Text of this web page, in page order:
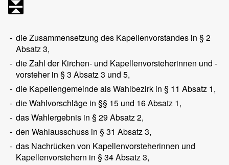
- die Zusammensetzung des Kapellenvorstandes in § 2
Absatz 3,
- die Zahl der Kirchen- und Kapellenvorsteherinnen und -
vorsteher in § 3 Absatz 3 und 5,
- die Kapellengemeinde als Wahlbezirk in § 11 Absatz 1,
- die Wahlvorschläge in §§ 15 und 16 Absatz 1,
- das Wahlergebnis in § 29 Absatz 2,
- den Wahlausschuss in § 31 Absatz 3,
- das Nachrücken von Kapellenvorsteherinnen und
Kapellenvorstehern in § 34 Absatz 3,